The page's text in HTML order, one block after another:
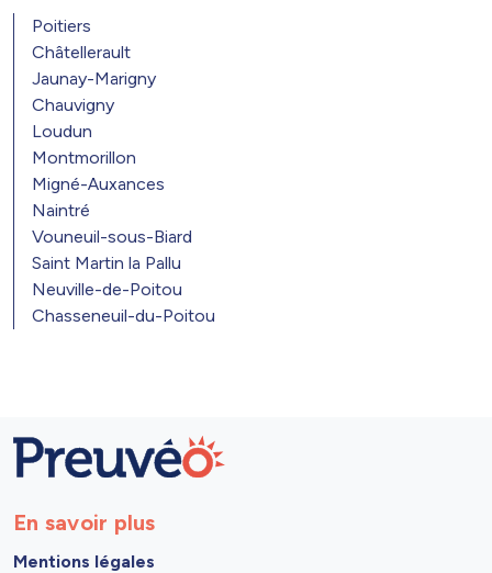
Poitiers
Châtellerault
Jaunay-Marigny
Chauvigny
Loudun
Montmorillon
Migné-Auxances
Naintré
Vouneuil-sous-Biard
Saint Martin la Pallu
Neuville-de-Poitou
Chasseneuil-du-Poitou
En savoir plus
Mentions légales